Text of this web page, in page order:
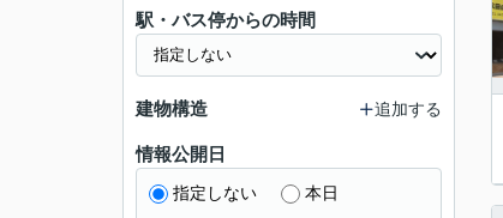
駅・バス停からの時間
建物構造 追加する
情報公開日
指定しない 本日